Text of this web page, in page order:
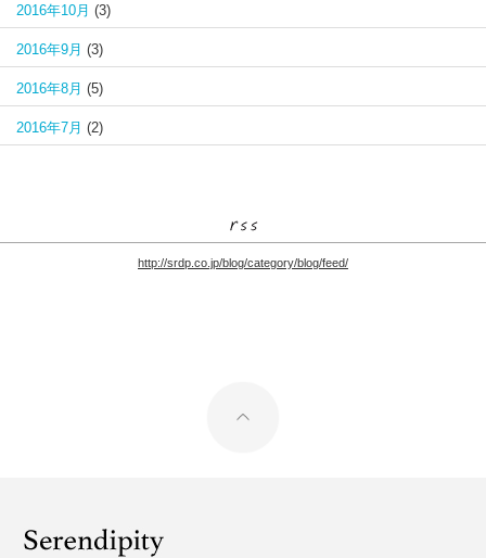
2016年10月 (3)
2016年9月 (3)
2016年8月 (5)
2016年7月 (2)
http://srdp.co.jp/blog/category/blog/feed/